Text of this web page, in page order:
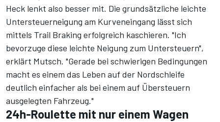
Heck lenkt also besser mit. Die grundsätzliche leichte
Untersteuerneigung am Kurveneingang lässt sich
mittels Trail Braking erfolgreich kaschieren. "Ich
bevorzuge diese leichte Neigung zum Untersteuern",
erklärt Mutsch. "Gerade bei schwierigen Bedingungen
macht es einem das Leben auf der Nordschleife
deutlich einfacher als bei einem auf Übersteuern
ausgelegten Fahrzeug."
24h-Roulette mit nur einem Wagen